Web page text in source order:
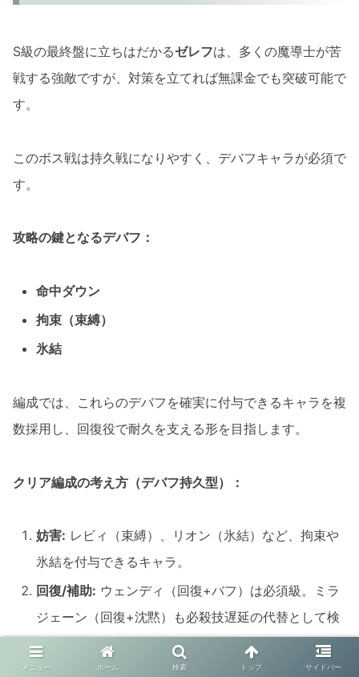
S級の最終盤に立ちはだかるゼレフは、多くの魔導士が苦
戦する強敵ですが、対策を立てれば無課金でも突破可能で
す。
このボス戦は持久戦になりやすく、デバフキャラが必須で
す。
攻略の鍵となるデバフ：
命中ダウン
拘束（束縛）
氷結
編成では、これらのデバフを確実に付与できるキャラを複
数採用し、回復役で耐久を支える形を目指します。
クリア編成の考え方（デバフ持久型）：
妨害: レビィ（束縛）、リオン（氷結）など、拘束や
氷結を付与できるキャラ。
回復/補助: ウェンディ（回復+バフ）は必須級。ミラ
ジェーン（回復+沈黙）も必殺技遅延の代替として検
討できます。
前衛/火力: エルザ（天輪）やマカロフで前線を固め
メニュー ホーム 検索 トップ サイドバー